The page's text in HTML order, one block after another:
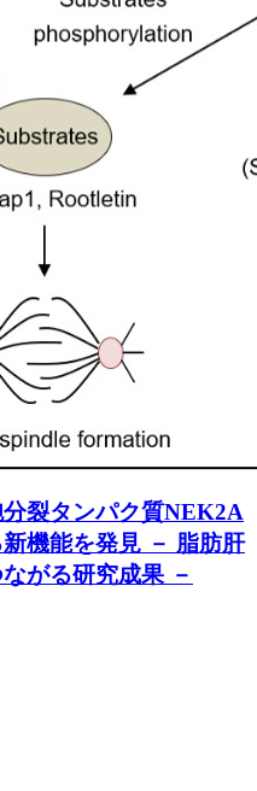
分裂タンパク質NEK2A
機能を発見 － 脂肪肝
がる研究成果 －